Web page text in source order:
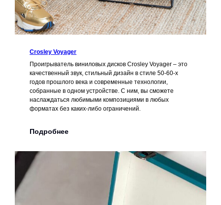
Crosley Voyager
Проигрыватель виниловых дисков Crosley Voyager – это
качественный звук, стильный дизайн в стиле 50-60-х
годов прошлого века и современные технологии,
собранные в одном устройстве. С ним, вы сможете
наслаждаться любимыми композициями в любых
форматах без каких-либо ограничений.
Подробнее